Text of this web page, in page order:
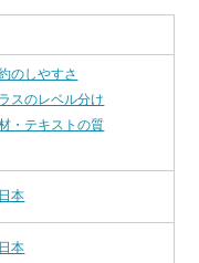
のしやすさ
スのレベル分け
・テキストの質
本
本